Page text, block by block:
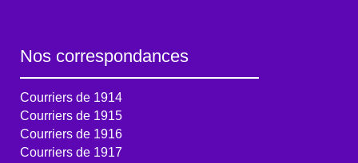
Nos correspondances
Courriers de 1914
Courriers de 1915
Courriers de 1916
Courriers de 1917